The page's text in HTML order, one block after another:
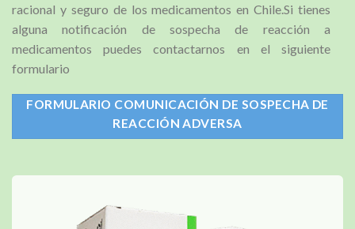
racional y seguro de los medicamentos en Chile.Si tienes
alguna notificación de sospecha de reacción a
medicamentos puedes contactarnos en el siguiente
formulario
FORMULARIO COMUNICACIÓN DE SOSPECHA DE
REACCIÓN ADVERSA